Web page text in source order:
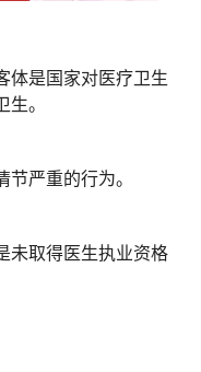
体是国家对医疗卫生
。
严重的行为。
未取得医生执业资格